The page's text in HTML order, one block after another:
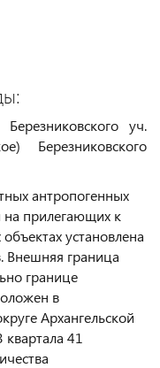
уч.
Березниковского
антропогенных
на прилегающих к
установлена
Внешняя граница
границе
в
Архангельской
41